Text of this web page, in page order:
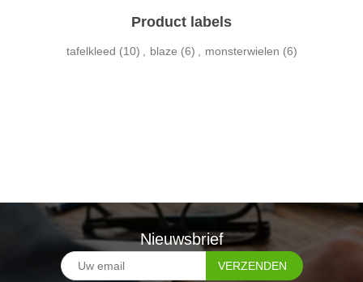
Product labels
tafelkleed (10) blaze (6) monsterwielen (6)
Nieuwsbrief